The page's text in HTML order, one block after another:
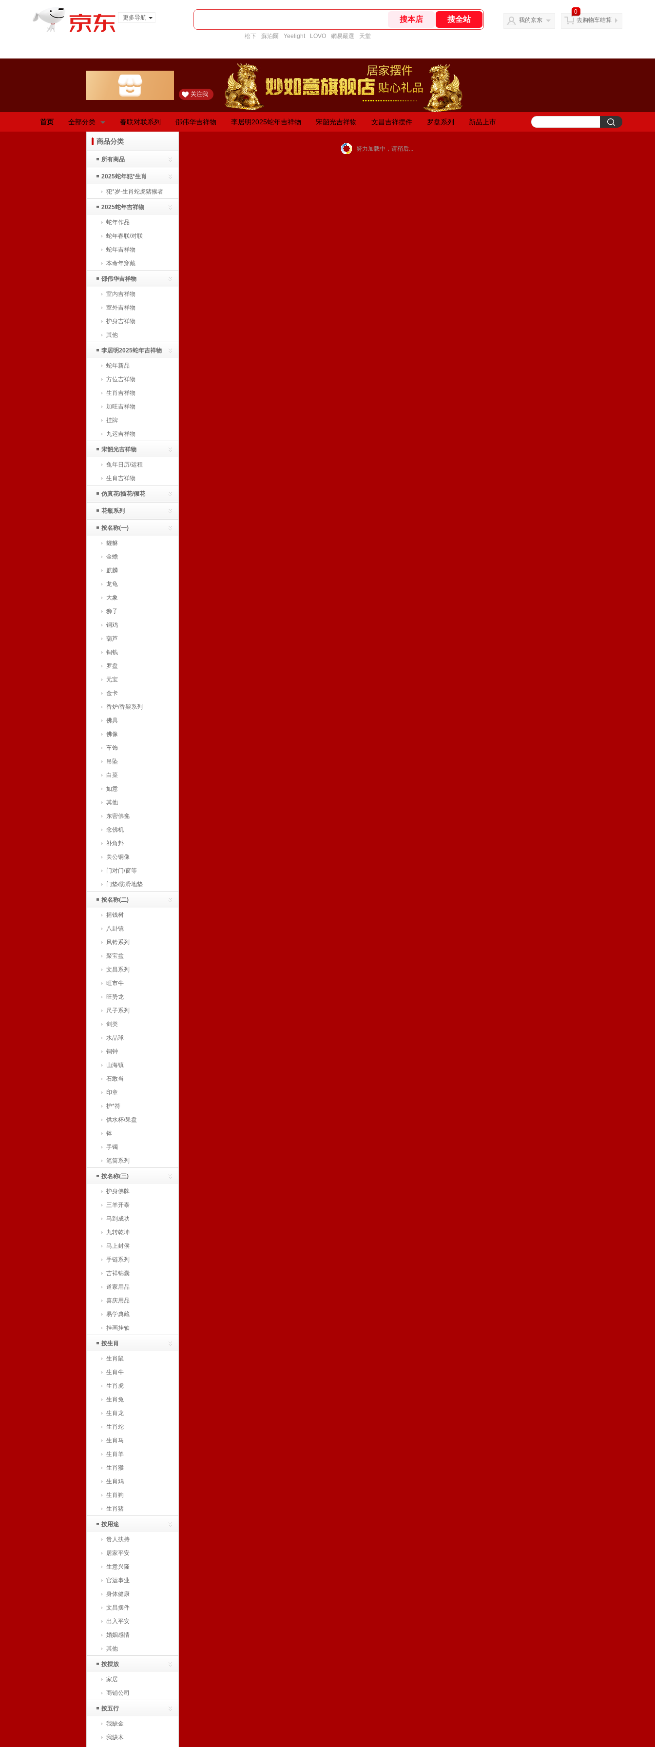
更多导航
松下 蘇泊爾 Yeelight LOVO 網易嚴選 天堂
我的京东
0
去购物车结算
关注我
首页 全部分类 春联对联系列 邵伟华吉祥物 李居明2025蛇年吉祥物 宋韶光吉祥物 文昌吉祥摆件 罗盘系列 新品上市
商品分类
所有商品
2025蛇年犯*生肖
犯*岁-生肖蛇虎猪猴者
2025蛇年吉祥物
蛇年作品
蛇年春联/对联
蛇年吉祥物
本命年穿戴
邵伟华吉祥物
室内吉祥物
室外吉祥物
护身吉祥物
其他
李居明2025蛇年吉祥物
蛇年新品
方位吉祥物
生肖吉祥物
加旺吉祥物
挂牌
九运吉祥物
宋韶光吉祥物
兔年日历/运程
生肖吉祥物
仿真花/插花/假花
花瓶系列
按名称(一)
貔貅
金蟾
麒麟
龙龟
大象
狮子
铜鸡
葫芦
铜钱
罗盘
元宝
金卡
香炉/香架系列
佛具
佛像
车饰
吊坠
白菜
如意
其他
东密佛龛
念佛机
补角卦
关公铜像
门对门/窗等
门垫/防滑地垫
按名称(二)
摇钱树
八卦镜
风铃系列
聚宝盆
文昌系列
旺市牛
旺势龙
尺子系列
剑类
水晶球
铜钟
山海镇
石敢当
印章
护*符
供水杯/果盘
钵
手镯
笔筒系列
按名称(三)
护身佛牌
三羊开泰
马到成功
九转乾坤
马上封侯
手链系列
吉祥锦囊
道家用品
喜庆用品
易学典藏
挂画挂轴
按生肖
生肖鼠
生肖牛
生肖虎
生肖兔
生肖龙
生肖蛇
生肖马
生肖羊
生肖猴
生肖鸡
生肖狗
生肖猪
按用途
贵人扶持
居家平安
生意兴隆
官运事业
身体健康
文昌摆件
出入平安
婚姻感情
其他
按摆放
家居
商铺公司
按五行
我缺金
我缺木
努力加载中，请稍后...